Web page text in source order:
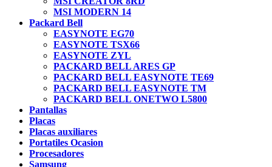
MSI MODERN 14
Packard Bell
EASYNOTE EG70
EASYNOTE TSX66
EASYNOTE ZYL
PACKARD BELL ARES GP
PACKARD BELL EASYNOTE TE69
PACKARD BELL EASYNOTE TM
PACKARD BELL ONETWO L5800
Pantallas
Placas
Placas auxiliares
Portatiles Ocasion
Procesadores
Samsung